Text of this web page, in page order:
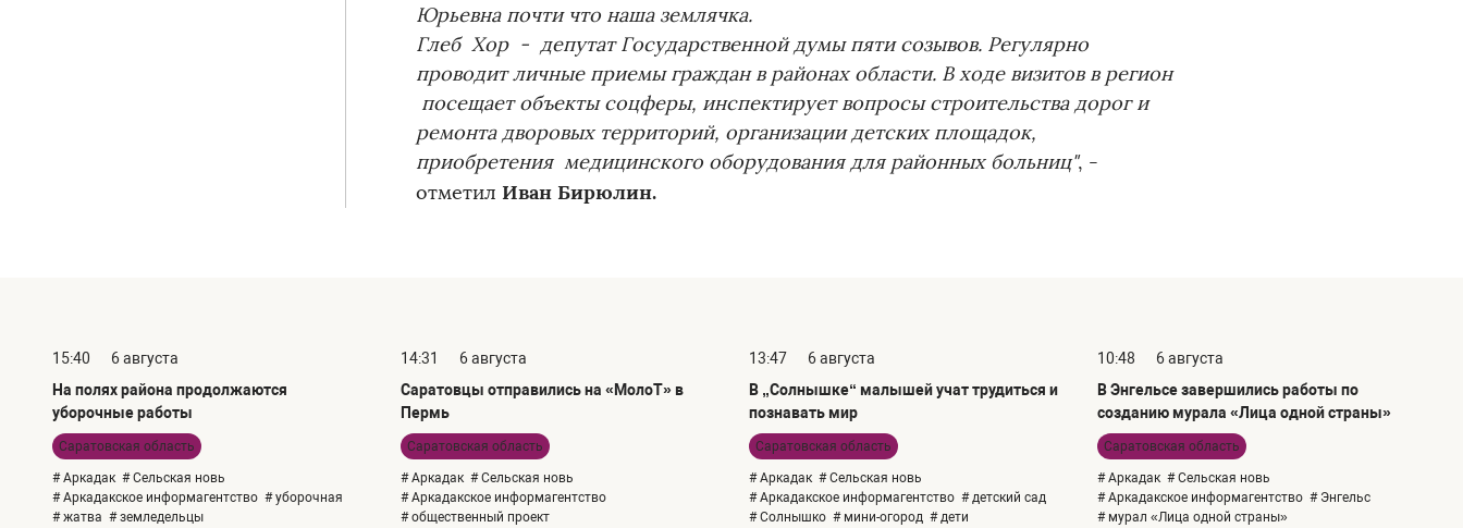
Юрьевна почти что наша землячка.
Глеб Хор - депутат Государственной думы пяти созывов. Регулярно
проводит личные приемы граждан в районах области. В ходе визитов в регион
посещает объекты соцферы, инспектирует вопросы строительства дорог и
ремонта дворовых территорий, организации детских площадок,
приобретения медицинского оборудования для районных больниц", -
отметил Иван Бирюлин.
15:40
6 августа
На полях района продолжаются
уборочные работы
Саратовская область
# Аркадак # Сельская новь
# Аркадакское информагентство # уборочная
# жатва # земледельцы
14:31
6 августа
Саратовцы отправились на «МолоТ» в
Пермь
Саратовская область
# Аркадак # Сельская новь
# Аркадакское информагентство
# общественный проект
13:47
6 августа
В „Солнышке“ малышей учат трудиться и
познавать мир
Саратовская область
# Аркадак # Сельская новь
# Аркадакское информагентство # детский сад
# Солнышко # мини-огород # дети
10:48
6 августа
В Энгельсе завершились работы по
созданию мурала «Лица одной страны»
Саратовская область
# Аркадак # Сельская новь
# Аркадакское информагентство # Энгельс
# мурал «Лица одной страны»